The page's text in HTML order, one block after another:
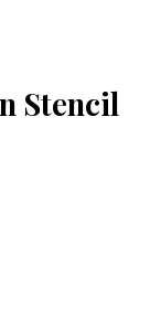
Stencil